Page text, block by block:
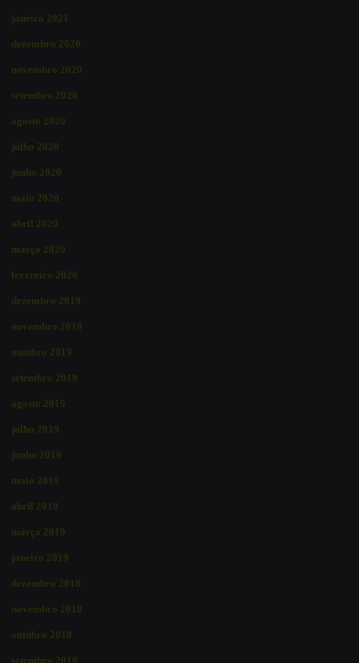
janeiro 2021
dezembro 2020
novembro 2020
setembro 2020
agosto 2020
julho 2020
junho 2020
maio 2020
abril 2020
março 2020
fevereiro 2020
dezembro 2019
novembro 2019
outubro 2019
setembro 2019
agosto 2019
julho 2019
junho 2019
maio 2019
abril 2019
março 2019
janeiro 2019
dezembro 2018
novembro 2018
outubro 2018
setembro 2018